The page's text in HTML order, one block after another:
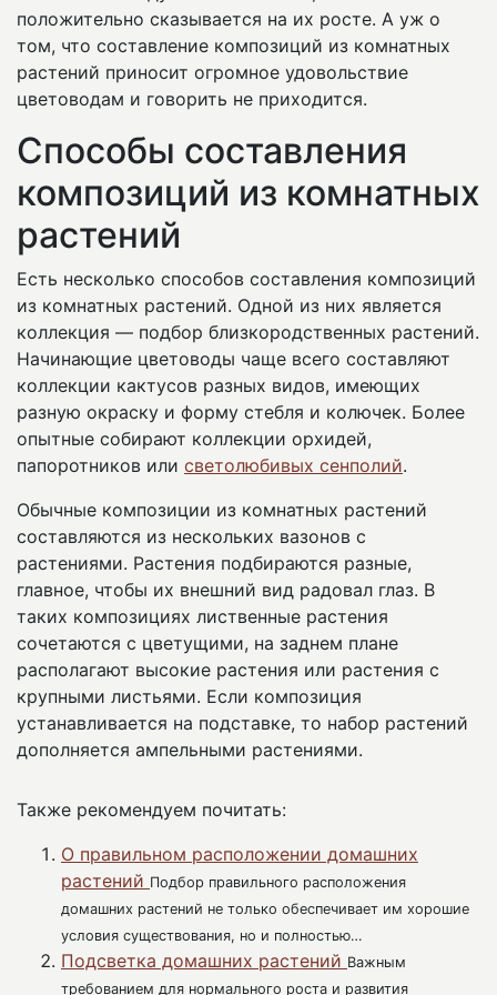
положительно сказывается на их росте. А уж о
том, что составление композиций из комнатных
растений приносит огромное удовольствие
цветоводам и говорить не приходится.
Способы составления
композиций из комнатных
растений
Есть несколько способов составления композиций
из комнатных растений. Одной из них является
коллекция — подбор близкородственных растений.
Начинающие цветоводы чаще всего составляют
коллекции кактусов разных видов, имеющих
разную окраску и форму стебля и колючек. Более
опытные собирают коллекции орхидей,
папоротников или светолюбивых сенполий.
Обычные композиции из комнатных растений
составляются из нескольких вазонов с
растениями. Растения подбираются разные,
главное, чтобы их внешний вид радовал глаз. В
таких композициях лиственные растения
сочетаются с цветущими, на заднем плане
располагают высокие растения или растения с
крупными листьями. Если композиция
устанавливается на подставке, то набор растений
дополняется ампельными растениями.
Также рекомендуем почитать:
О правильном расположении домашних
растений Подбор правильного расположения
домашних растений не только обеспечивает им хорошие
условия существования, но и полностью…
Подсветка домашних растений Важным
требованием для нормального роста и развития